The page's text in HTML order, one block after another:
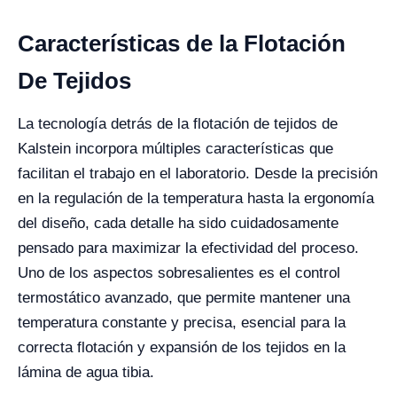
Características de la Flotación
De Tejidos
La tecnología detrás de la flotación de tejidos de
Kalstein incorpora múltiples características que
facilitan el trabajo en el laboratorio. Desde la precisión
en la regulación de la temperatura hasta la ergonomía
del diseño, cada detalle ha sido cuidadosamente
pensado para maximizar la efectividad del proceso.
Uno de los aspectos sobresalientes es el control
termostático avanzado, que permite mantener una
temperatura constante y precisa, esencial para la
correcta flotación y expansión de los tejidos en la
lámina de agua tibia.